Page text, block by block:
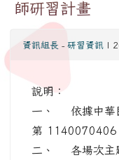
師研習計畫
資訊組長 - 研習資訊 |
說明：
一、 依據中華
第 1140070406
二、 各場次主